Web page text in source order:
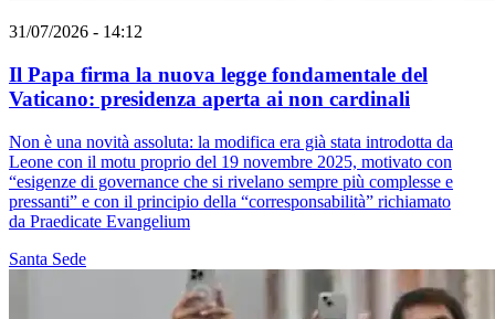
31/07/2026 - 14:12
Il Papa firma la nuova legge fondamentale del
Vaticano: presidenza aperta ai non cardinali
Non è una novità assoluta: la modifica era già stata introdotta da
Leone con il motu proprio del 19 novembre 2025, motivato con
“esigenze di governance che si rivelano sempre più complesse e
pressanti” e con il principio della “corresponsabilità” richiamato
da Praedicate Evangelium
Santa Sede